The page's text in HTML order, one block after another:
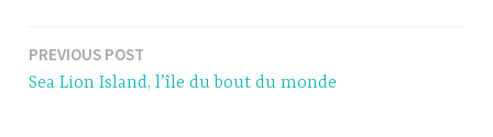
Post
PREVIOUS POST
Sea Lion Island, l’île du bout du monde